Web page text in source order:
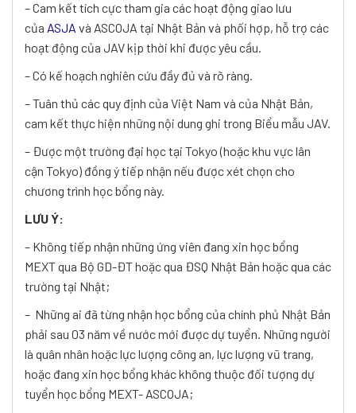
– Cam kết tích cực tham gia các hoạt động giao lưu
của ASJA và ASCOJA tại Nhật Bản và phối hợp, hỗ trợ các
hoạt động của JAV kịp thời khi được yêu cầu.
– Có kế hoạch nghiên cứu đầy đủ và rõ ràng.
– Tuân thủ các quy định của Việt Nam và của Nhật Bản,
cam kết thực hiện những nội dung ghi trong Biểu mẫu JAV.
– Được một trường đại học tại Tokyo (hoặc khu vực lân
cận Tokyo) đồng ý tiếp nhận nếu được xét chọn cho
chương trình học bổng này.
LƯU Ý:
– Không tiếp nhận những ứng viên đang xin học bổng
MEXT qua Bộ GD-ĐT hoặc qua ĐSQ Nhật Bản hoặc qua các
trường tại Nhật;
– Những ai đã từng nhận học bổng của chính phủ Nhật Bản
phải sau 03 năm về nước mới được dự tuyển. Những người
là quân nhân hoặc lực lượng công an, lực lượng vũ trang,
hoặc đang xin học bổng khác không thuộc đối tượng dự
tuyển học bổng MEXT- ASCOJA;